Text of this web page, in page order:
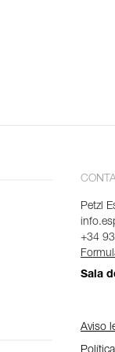
Petzl
+34
Sala
Aviso